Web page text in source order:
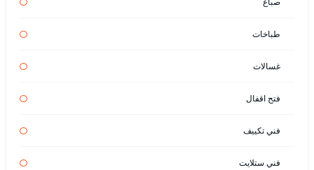
طباخات
غسالات
فتح اقفال
فني تكييف
فني ستلايت